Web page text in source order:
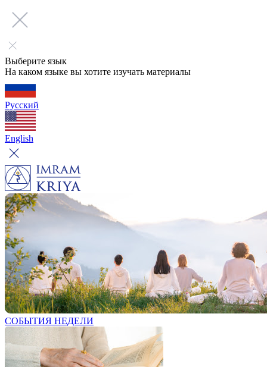
Выберите язык
На каком языке вы хотите изучать материалы
Русский
English
СОБЫТИЯ НЕДЕЛИ